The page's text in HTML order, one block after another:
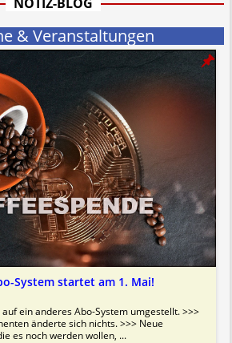
& Veranstaltungen
System startet am 1. Mai!
ein anderes Abo-System umgestellt. >>>
änderte sich nichts. >>> Neue
es noch werden wollen, ...